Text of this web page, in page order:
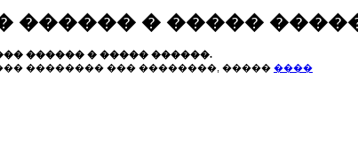
������ � �����
������ � ����� ������.
�������� ��� ��������, ����� ����